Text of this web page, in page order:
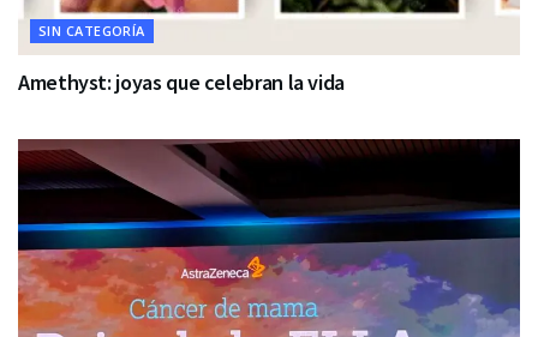
SIN CATEGORÍA
Amethyst: joyas que celebran la vida